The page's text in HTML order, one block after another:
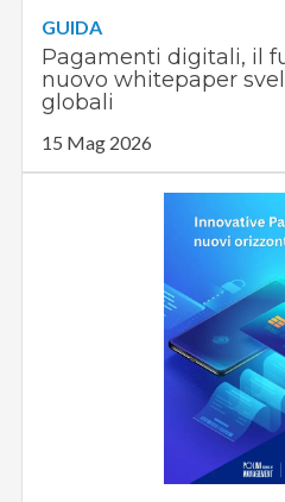
GUIDA
Pagamenti digitali, il
nuovo whitepaper
globali
15 Mag 2026